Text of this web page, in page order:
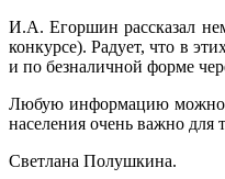
И.А. Егоршин рассказал
конкурсе). Радует, что в
и по безналичной форме
Любую информацию можно
населения очень важно для
Светлана Полушкина.